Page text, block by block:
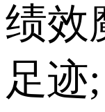
绩效
足迹